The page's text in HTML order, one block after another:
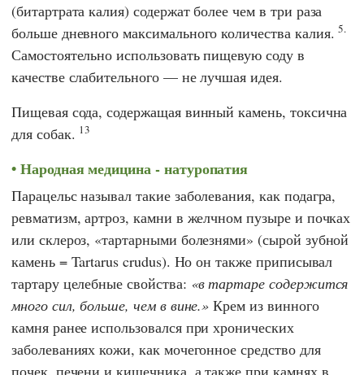
(битартрата калия) содержат более чем в три раза
больше дневного максимального количества калия.5.
Самостоятельно использовать пищевую соду в
качестве слабительного — не лучшая идея.
Пищевая сода, содержащая винный камень, токсична
для собак. 13
Народная медицина - натуропатия
Парацельс называл такие заболевания, как подагра,
ревматизм, артроз, камни в желчном пузыре и почках
или склероз, «тартарными болезнями» (сырой зубной
камень = Tartarus crudus). Но он также приписывал
тартару целебные свойства:
в тартаре содержится
много сил, больше, чем в вине. Крем из винного
камня ранее использовался при хронических
заболеваниях кожи, как мочегонное средство для
почек, печени и кишечника, а также при камнях в